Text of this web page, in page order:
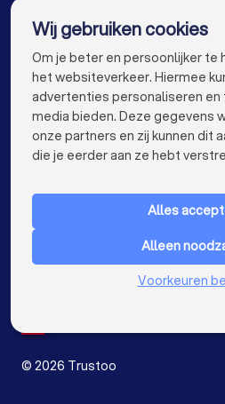
Tekstschrijvers in
Tekstschrijvers in
Tekstschrijvers in
Tekstschrijvers
Tekstschrijvers in Tilburg
Tekstschrijvers
Tekstschrijvers in
VOOR PARTICULIEREN
Nederland
© 2026 Trustoo
Wij gebruiken cookies
Om je beter en persoonlijker te
het websiteverkeer. Hiermee
advertenties personaliseren
media bieden. Deze gegevens
onze partners en zij kunnen dit
die je eerder aan ze hebt
Alles
Alleen
Voorkeuren